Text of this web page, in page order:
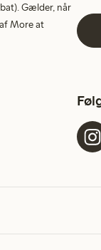
Gælder, når
More at